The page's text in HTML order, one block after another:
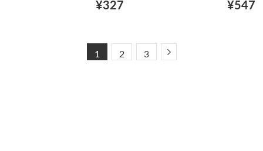
¥327 ¥547
1 2 3 Next